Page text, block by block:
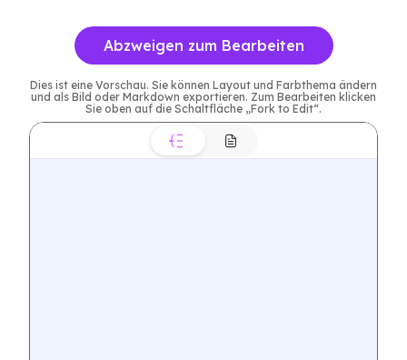
Abzweigen zum Bearbeiten
Dies ist eine Vorschau. Sie können Layout und Farbthema ändern
und als Bild oder Markdown exportieren. Zum Bearbeiten klicken
Sie oben auf die Schaltfläche „Fork to Edit“.